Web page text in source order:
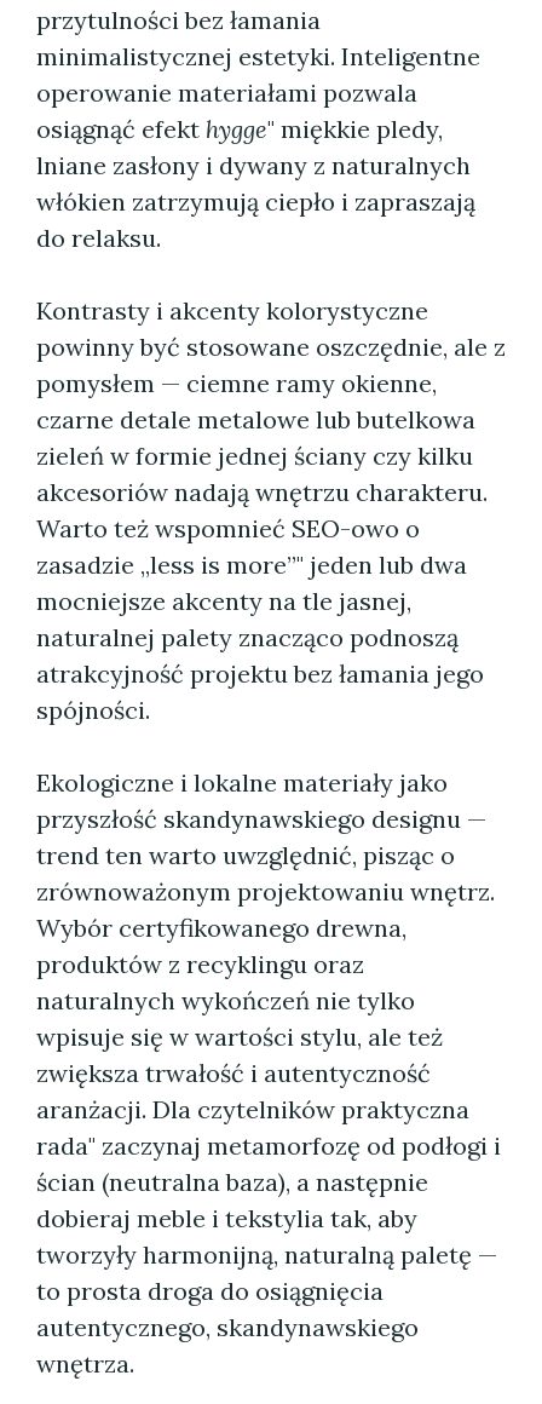
przytulności bez łamania
minimalistycznej estetyki. Inteligentne
operowanie materiałami pozwala
osiągnąć efekt hygge" miękkie pledy,
lniane zasłony i dywany z naturalnych
włókien zatrzymują ciepło i zapraszają
do relaksu.
Kontrasty i akcenty kolorystyczne
powinny być stosowane oszczędnie, ale z
pomysłem — ciemne ramy okienne,
czarne detale metalowe lub butelkowa
zieleń w formie jednej ściany czy kilku
akcesoriów nadają wnętrzu charakteru.
Warto też wspomnieć SEO-owo o
zasadzie „less is more”" jeden lub dwa
mocniejsze akcenty na tle jasnej,
naturalnej palety znacząco podnoszą
atrakcyjność projektu bez łamania jego
spójności.
Ekologiczne i lokalne materiały jako
przyszłość skandynawskiego designu —
trend ten warto uwzględnić, pisząc o
zrównoważonym projektowaniu wnętrz.
Wybór certyfikowanego drewna,
produktów z recyklingu oraz
naturalnych wykończeń nie tylko
wpisuje się w wartości stylu, ale też
zwiększa trwałość i autentyczność
aranżacji. Dla czytelników praktyczna
rada" zaczynaj metamorfozę od podłogi i
ścian (neutralna baza), a następnie
dobieraj meble i tekstylia tak, aby
tworzyły harmonijną, naturalną paletę —
to prosta droga do osiągnięcia
autentycznego, skandynawskiego
wnętrza.